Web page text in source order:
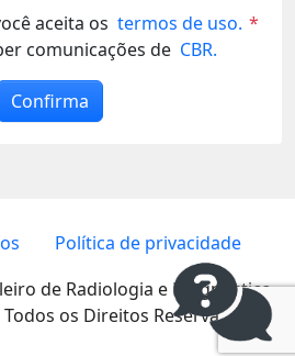
aceita os termos de uso. *
comunicações de CBR.
Confirma
Política de privacidade
de Radiologia e Diagnóstico
os Direitos Reservados.